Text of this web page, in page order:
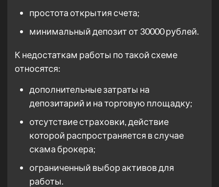
простота открытия счета;
минимальный депозит от 30000 рублей.
К недостаткам работы по такой схеме
относятся:
дополнительные затраты на
депозитарий и на торговую площадку;
отсутствие страховки, действие
которой распространяется в случае
скама брокера;
ограниченный выбор активов для
работы.